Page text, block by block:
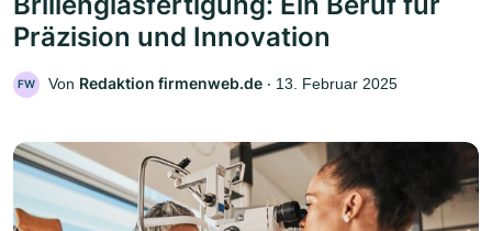
Präzision und Innovation
FW Von Redaktion firmenweb.de ‧ 13. Februar 2025